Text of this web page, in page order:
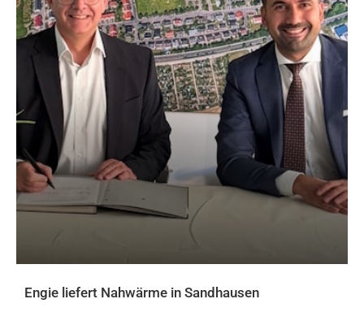
Engie liefert Nahwärme in Sandhausen